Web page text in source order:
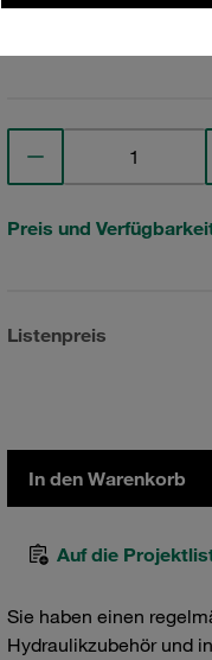
Preis und
Listenpreis
In den Warenkorb
Auf die
Sie haben einen
Hydraulikzubehör und